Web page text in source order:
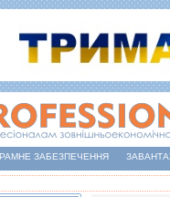
ЗАБЕЗПЕЧЕННЯ